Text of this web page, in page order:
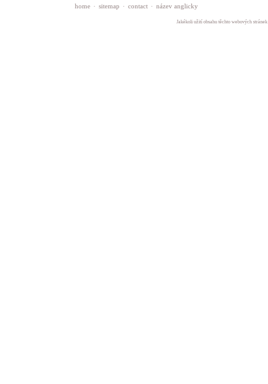
home · sitemap · contact · název anglicky
Jakékoli užití obsahu těchto webových